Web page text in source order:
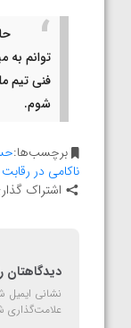
توانم به
فنی تیم
شوم.
برچسب‌ها:
ناکامی در
اشتراک
دیدگاهتان
نشانی ایمیل
علامت‌گذاری